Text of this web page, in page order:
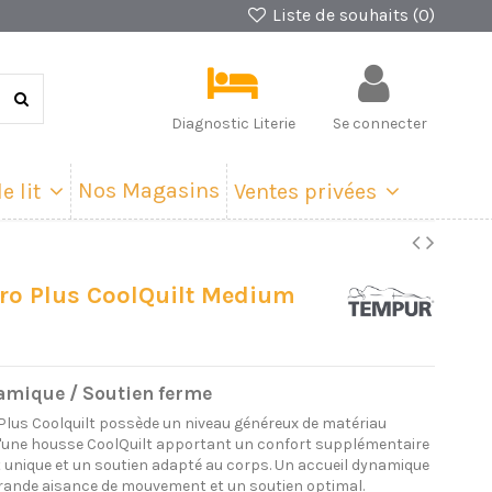
Liste de souhaits (0)
Diagnostic Literie Se connecter
lit Nos Magasins Ventes privées
Plus CoolQuilt Medium
/ Soutien ferme
Coolquilt possède un niveau généreux de matériau
housse CoolQuilt apportant un confort supplémentaire
et un soutien adapté au corps. Un accueil dynamique
aisance de mouvement et un soutien optimal.